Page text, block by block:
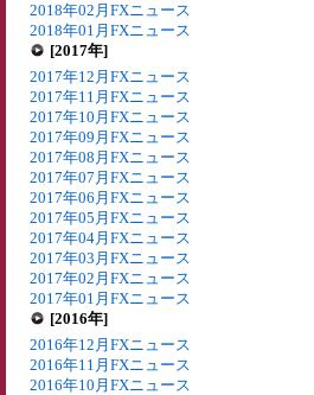
2018年02月FXニュース
2018年01月FXニュース
[2017年]
2017年12月FXニュース
2017年11月FXニュース
2017年10月FXニュース
2017年09月FXニュース
2017年08月FXニュース
2017年07月FXニュース
2017年06月FXニュース
2017年05月FXニュース
2017年04月FXニュース
2017年03月FXニュース
2017年02月FXニュース
2017年01月FXニュース
[2016年]
2016年12月FXニュース
2016年11月FXニュース
2016年10月FXニュース